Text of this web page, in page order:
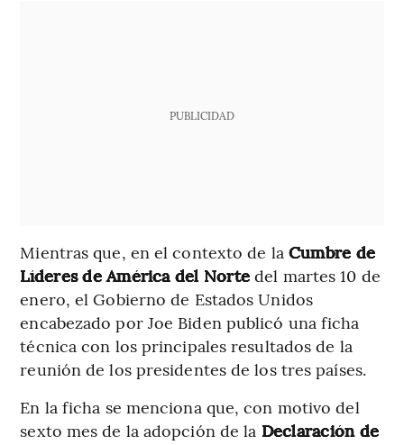
PUBLICIDAD
Mientras que, en el contexto de la Cumbre de
Líderes de América del Norte del martes 10 de
enero, el Gobierno de Estados Unidos
encabezado por Joe Biden publicó una ficha
técnica con los principales resultados de la
reunión de los presidentes de los tres países.
En la ficha se menciona que, con motivo del
sexto mes de la adopción de la Declaración de